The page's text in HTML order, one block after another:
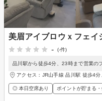
美眉アイブロウｘフェ
-
(-件)
品川駅から徒歩4分、23時まで営業の
アクセス：JR山手線 品川駅 徒歩4
◎ 本日空席あり ポイントが貯まる